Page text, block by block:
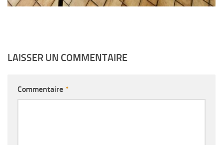
LAISSER UN COMMENTAIRE
Commentaire *